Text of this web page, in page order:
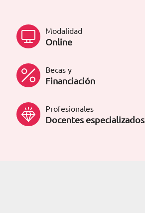
Modalidad
Online
Becas y
Financiación
Profesionales
Docentes especializados